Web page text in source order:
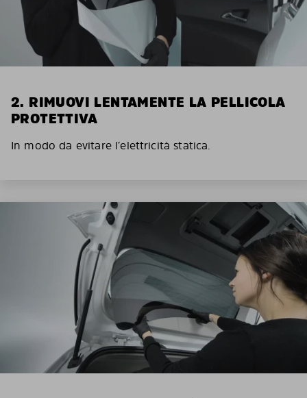
2. RIMUOVI LENTAMENTE LA PELLICOLA
PROTETTIVA
In modo da evitare l’elettricità statica.